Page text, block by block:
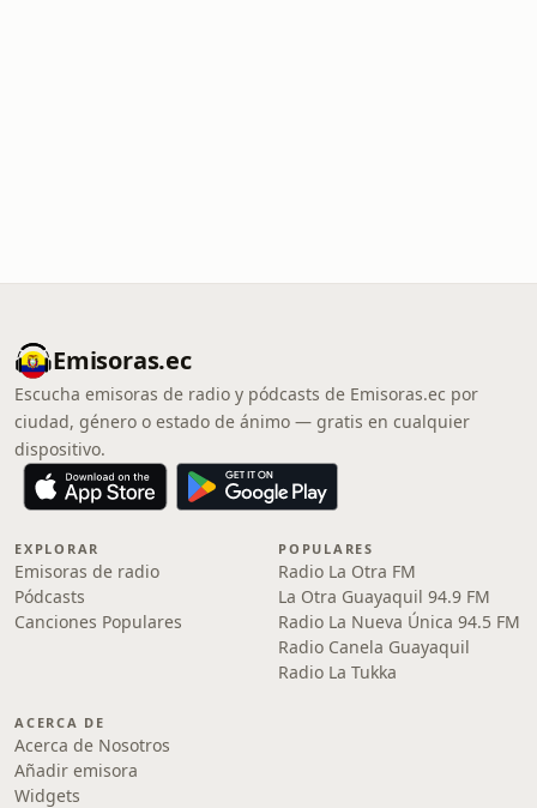
Emisoras.ec
Escucha emisoras de radio y pódcasts de Emisoras.ec por
ciudad, género o estado de ánimo — gratis en cualquier
dispositivo.
EXPLORAR
Emisoras de radio
Pódcasts
Canciones Populares
POPULARES
Radio La Otra FM
La Otra Guayaquil 94.9 FM
Radio La Nueva Única 94.5 FM
Radio Canela Guayaquil
Radio La Tukka
ACERCA DE
Acerca de Nosotros
Añadir emisora
Widgets